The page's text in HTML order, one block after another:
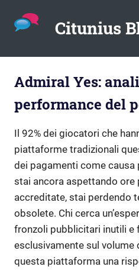
Citunius
all
about
chatbots,
instant
messenger,
chatbot
platforms
in
the
corporate
Admiral Yes:
performance del
Il 92% dei giocatori che
piattaforme tradizionali
dei pagamenti come causa
stai ancora aspettando ore
accreditate, stai perdendo
obsolete. Chi cerca
fronzoli pubblicitari inutili e
esclusivamente sul volume
questa piattaforma una